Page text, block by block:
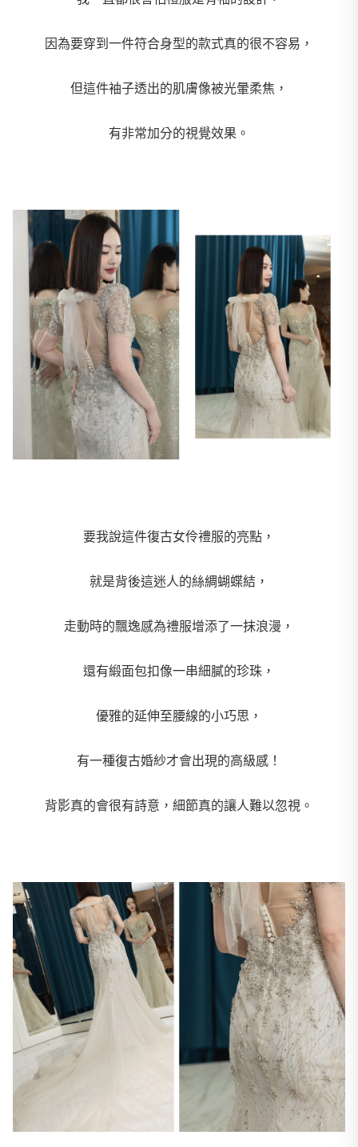
因為要穿到一件符合身型的款式真的很不容易，
但這件袖子透出的肌膚像被光暈柔焦，
有非常加分的視覺效果。
要我說這件復古女伶禮服的亮點，
就是背後這迷人的絲綢蝴蝶結，
走動時的飄逸感為禮服增添了一抹浪漫，
還有緞面包扣像一串細膩的珍珠，
優雅的延伸至腰線的小巧思，
有一種復古婚紗才會出現的高級感 ！
背影真的會很有詩意，細節真的讓人難以忽視。